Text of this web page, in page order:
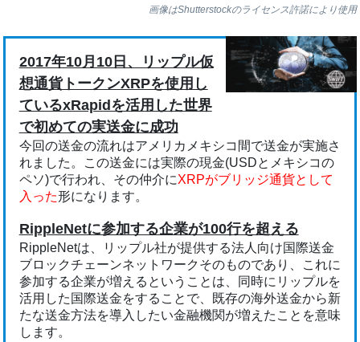
画像はShutterstockのライセンス許諾により使用
2017年10月10日、リップル仮
想通貨トークンXRPを使用し
ているxRapidを活用した世界
で初めての実送金に成功
今回の送金の流れはアメリカメキシコ間で送金が実施さ
れました。この送金には実際の現金(USDとメキシコの
ペソ)で行われ、その仲介にXRPがブリッジ通貨として
入った形になります。
RippleNetに参加する企業が100行を超える
RippleNetは、リップル社が提供する法人向け国際送金
ブロックチェーンネットワークそのものであり、これに
参加する企業が増えるということは、同時にリップルを
活用した国際送金をすることで、既存の海外送金から新
たな送金方法を導入したい金融機関が増えたことを意味
します。